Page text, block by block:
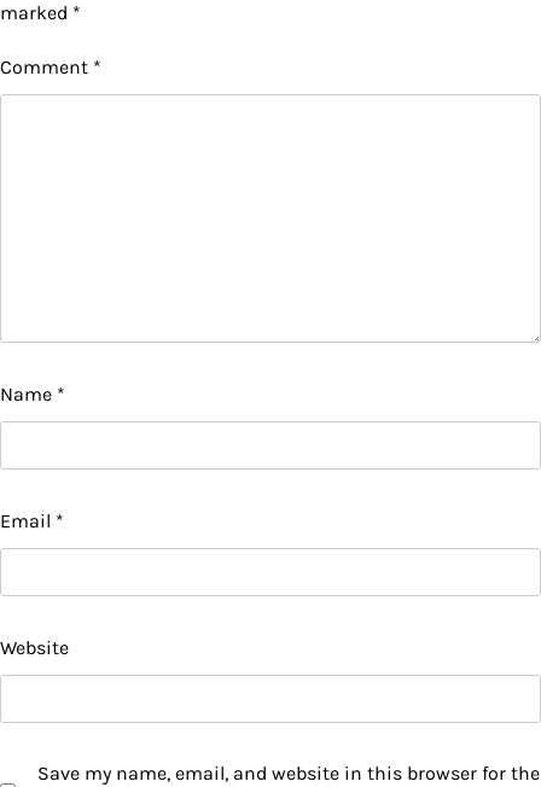
marked *
Comment *
Name *
Email *
Website
Save my name, email, and website in this browser for the